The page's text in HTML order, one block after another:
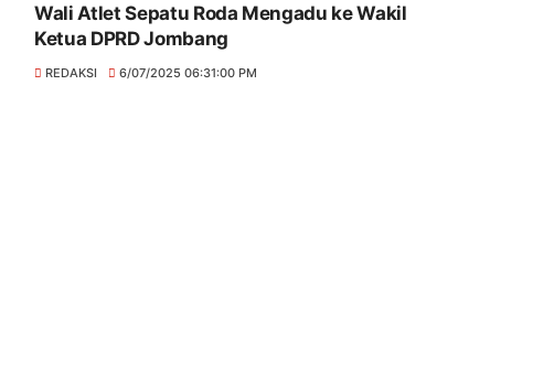
Wali Atlet Sepatu Roda Mengadu ke Wakil
Ketua DPRD Jombang
REDAKSI 6/07/2025 06:31:00 PM